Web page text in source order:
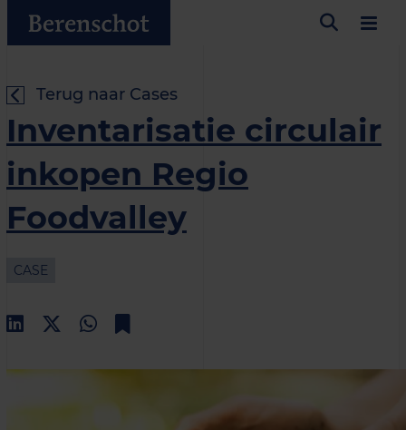
Terug naar Cases
Inventarisatie circulair
inkopen Regio
Foodvalley
CASE